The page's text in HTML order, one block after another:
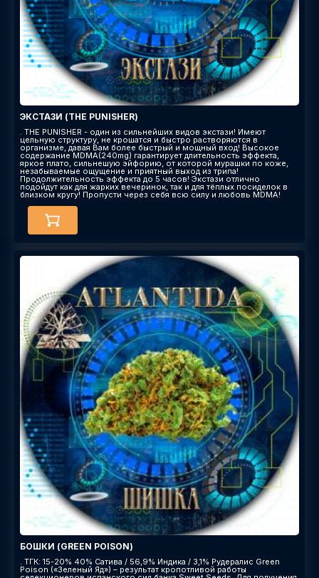
ЭКСТАЗИ (THE PUNISHER)
. THE PUNISHER - один из сильнейших видов экстази! Имеют
цельную структуру, не крошатся и быстро растворяются в
организме, давая Вам более быстрый и мощный вход! Высокое
содержание MDMA(240mg) гарантирует длительность эффекта,
яркое плато, сильнешую эйфорию, от которой мурашки по коже,
незабываемые ощущение и приятный выход из трипа!
Продолжительность эффекта до 5 часов! Экстази отлично
подойдут как для жарких вечеринок, так и для тёплых посиделок в
близком кругу! Пропусти через себя всю силу и любовь MDMA!
БОШКИ (GREEN POISON)
. ТГК: 15-20% 40% Сатива / 56,9% Индика / 3,1% Рудералис Green
Poison («Зеленый Яд») – результат кропотливой работы